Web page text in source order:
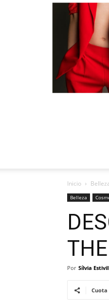
Inicio
Belleza
Por Sílvia
Cuota